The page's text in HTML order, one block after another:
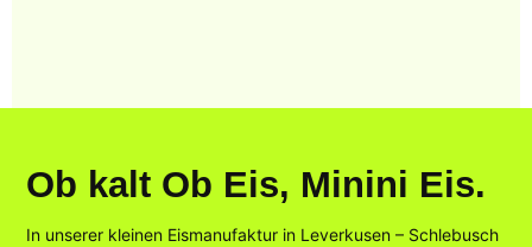
Ob kalt Ob Eis, Minini Eis.
In unserer kleinen Eismanufaktur in Leverkusen – Schlebusch